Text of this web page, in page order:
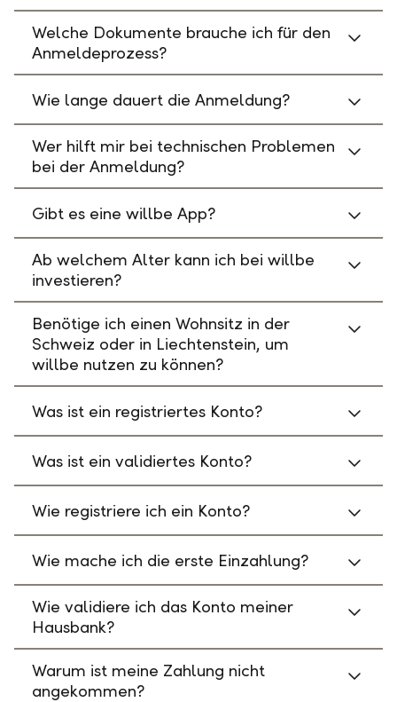
Welche Dokumente brauche ich für den
Anmeldeprozess?
Wie lange dauert die Anmeldung?
Wer hilft mir bei technischen Problemen
bei der Anmeldung?
Gibt es eine willbe App?
Ab welchem Alter kann ich bei willbe
investieren?
Benötige ich einen Wohnsitz in der
Schweiz oder in Liechtenstein, um
willbe nutzen zu können?
Was ist ein registriertes Konto?
Was ist ein validiertes Konto?
Wie registriere ich ein Konto?
Wie mache ich die erste Einzahlung?
Wie validiere ich das Konto meiner
Hausbank?
Warum ist meine Zahlung nicht
angekommen?